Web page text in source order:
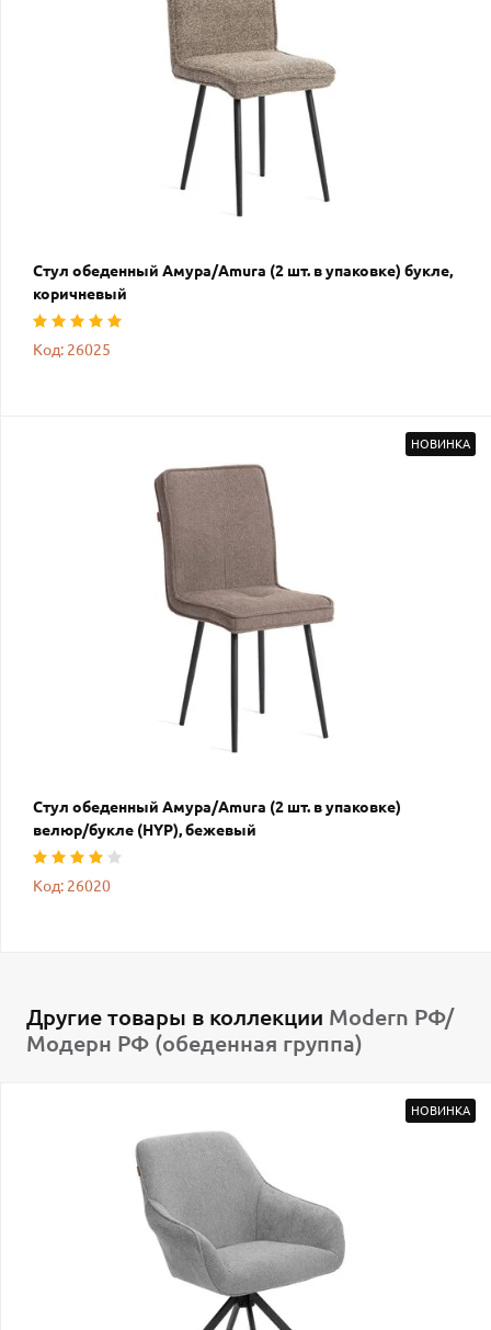
Стул обеденный Амура/Amura (2 шт. в упаковке) букле,
коричневый
Код: 26025
НОВИНКА
Стул обеденный Амура/Amura (2 шт. в упаковке)
велюр/букле (HYP), бежевый
Код: 26020
Другие товары в коллекции Modern РФ/
Модерн РФ (обеденная группа)
НОВИНКА